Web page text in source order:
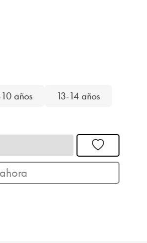
años 13-14 años